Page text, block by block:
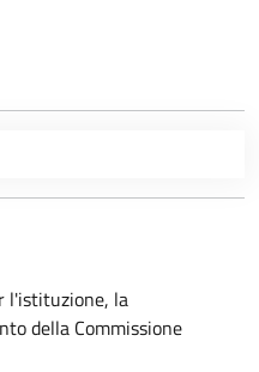
l'istituzione, la
della Commissione